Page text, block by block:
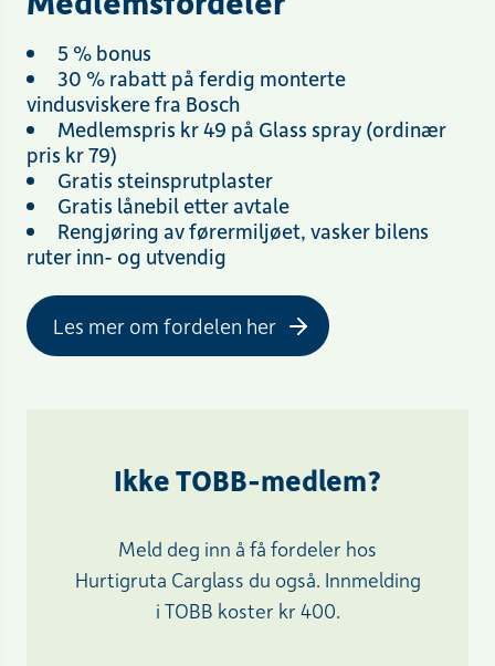
5 % bonus
30 % rabatt på ferdig monterte
vindusviskere fra Bosch
Medlemspris kr 49 på Glass spray (ordinær
pris kr 79)
Gratis steinsprutplaster
Gratis lånebil etter avtale
Rengjøring av førermiljøet, vasker bilens
ruter inn- og utvendig
Les mer om fordelen her
Ikke TOBB-medlem?
Meld deg inn å få fordeler hos
Hurtigruta Carglass du også. Innmelding
i TOBB koster kr 400.